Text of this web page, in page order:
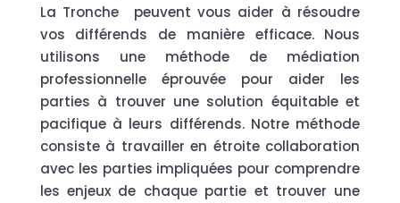
La Tronche peuvent vous aider à résoudre
vos différends de manière efficace. Nous
utilisons une méthode de médiation
professionnelle éprouvée pour aider les
parties à trouver une solution équitable et
pacifique à leurs différends. Notre méthode
consiste à travailler en étroite collaboration
avec les parties impliquées pour comprendre
les enjeux de chaque partie et trouver une